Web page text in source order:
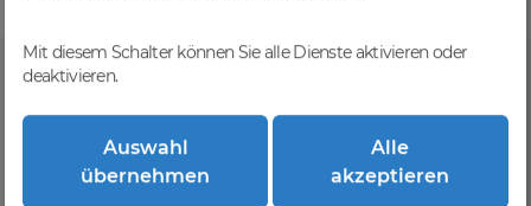
FAQ
Was ist DomainCatcher?
Mit diesem Schalter können Sie alle Dienste aktivieren oder
deaktivieren.
Auswahl
übernehmen
Alle
akzeptieren